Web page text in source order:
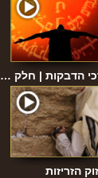
הדבקות | חלק …
הזריזות